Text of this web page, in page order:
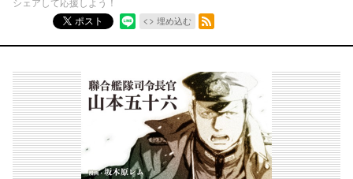
シェアして応援しよう！
ポスト
埋め込む
RSSフィード